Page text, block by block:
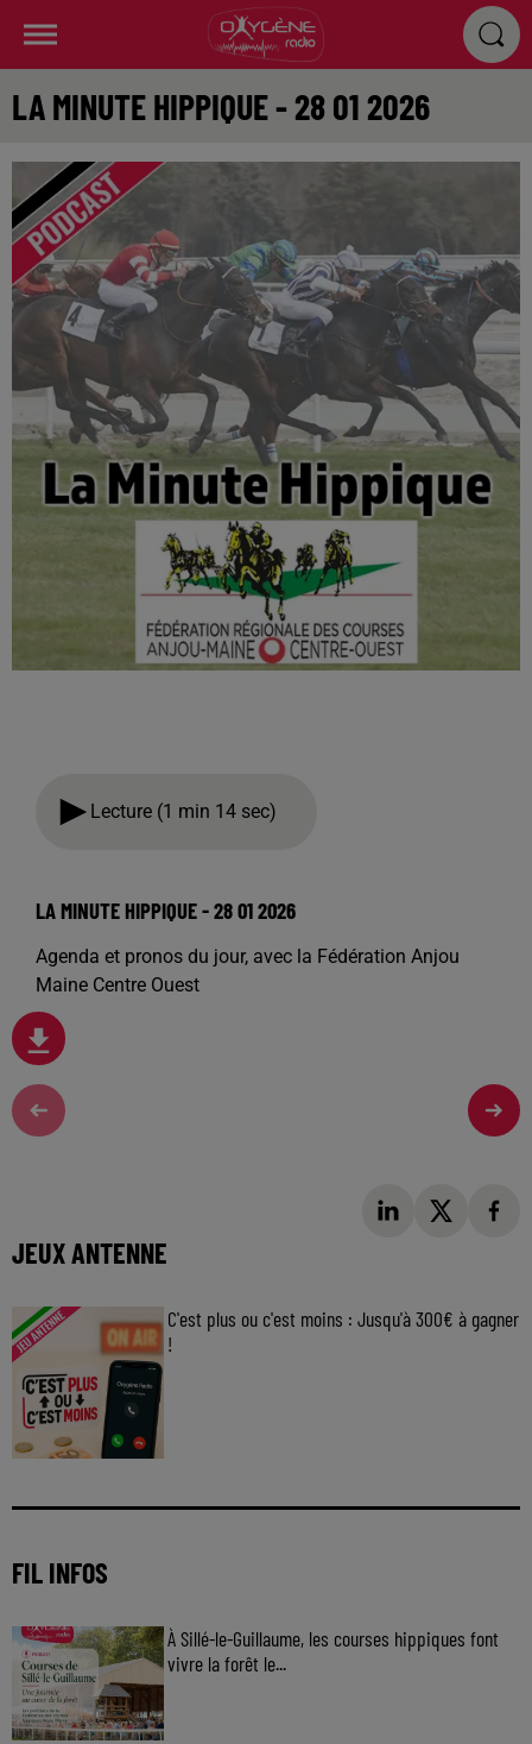
LA MINUTE HIPPIQUE - 28 01 2026
Lecture (1 min 14 sec)
LA MINUTE HIPPIQUE - 28 01 2026
Agenda et pronos du jour, avec la Fédération Anjou
Maine Centre Ouest
JEUX ANTENNE
C'est plus ou c'est moins : Jusqu'à 300€ à gagner
!
FIL INFOS
À Sillé-le-Guillaume, les courses hippiques font
vivre la forêt le...